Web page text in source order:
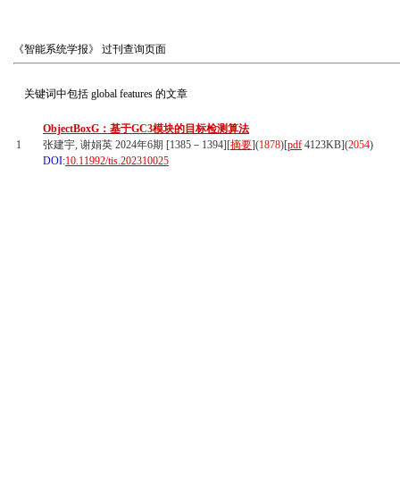
《智能系统学报》 过刊查询页面
关键词中包括 global features 的文章
1
ObjectBoxG：基于GC3模块的目标检测算法
张建宇, 谢娟英 2024年6期 [1385－1394][摘要](1878)[pdf 4123KB](2054)
DOI:10.11992/tis.202310025